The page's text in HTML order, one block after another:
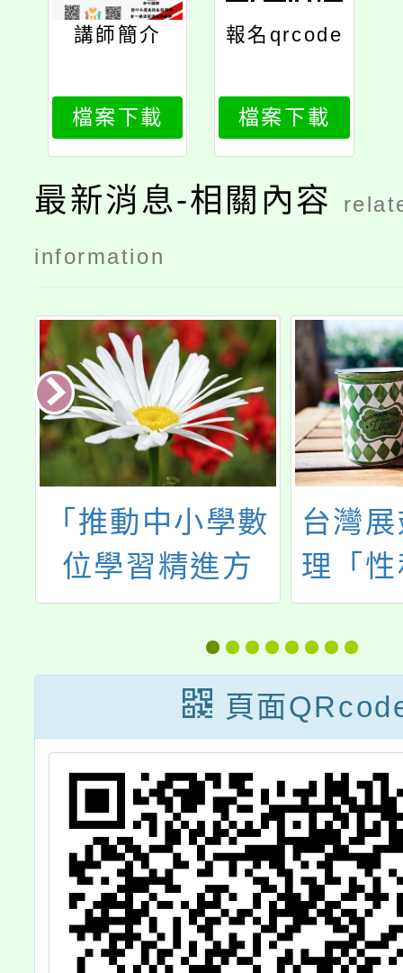
講師簡介
檔案下載
報名qrcode
檔案下載
最新消息-相關內容
information
台灣展翅協會辦
理「性私密影像
議題模組課程國
高中職教師工作
坊」簡章乙份，
歡迎報名參與。
桃園
暴力
治中心
7月辦
家庭
系列
海
頁面